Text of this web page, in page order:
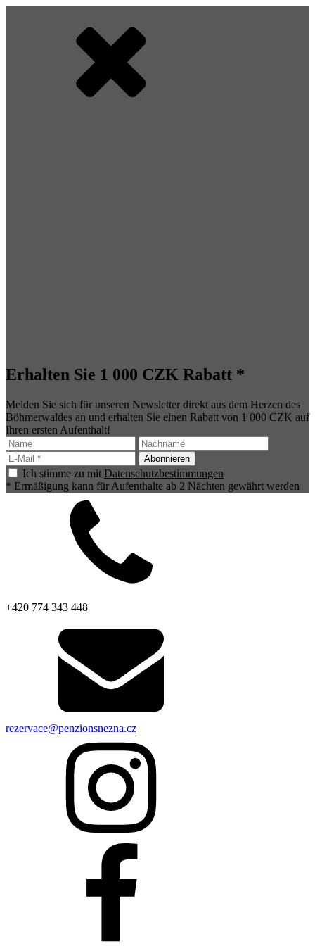
Erhalten Sie 1 000 CZK Rabatt *
Melden Sie sich für unseren Newsletter direkt aus dem Herzen des
Böhmerwaldes an und erhalten Sie einen Rabatt von 1 000 CZK auf
Ihren ersten Aufenthalt!
Ich stimme zu mit Datenschutzbestimmungen
* Ermäßigung kann für Aufenthalte ab 2 Nächten gewährt werden
+420 774 343 448
rezervace@penzionsnezna.cz